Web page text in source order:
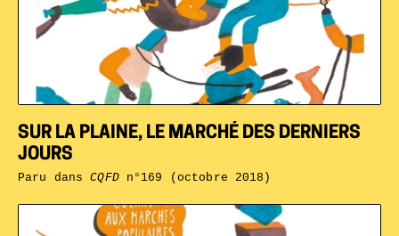
SUR LA PLAINE, LE MARCHÉ DES DERNIERS
JOURS
Paru dansCQFDn°169 (octobre 2018)